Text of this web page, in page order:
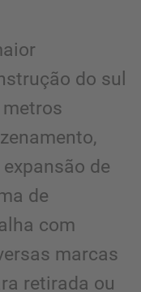
do sul
de
de
com
marcas
retirada ou